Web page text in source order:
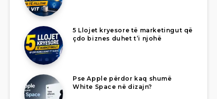
5 Llojet kryesore të marketingut që
çdo biznes duhet t’i njohë
Pse Apple përdor kaq shumë
White Space në dizajn?